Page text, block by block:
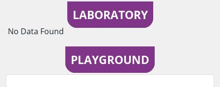
LABORATORY
No Data Found
PLAYGROUND